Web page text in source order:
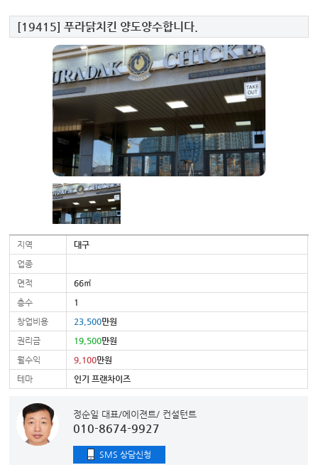
[19415] 푸라닭치킨 양도양수합니다.
지역
대구
업종
면적
66㎡
층수
1
창업비용
23,500만원
권리금
19,500만원
월수익
9,100만원
테마
인기 프랜차이즈
정순일 대표/에이젼트/ 컨설턴트
010-8674-9927
SMS 상담신청